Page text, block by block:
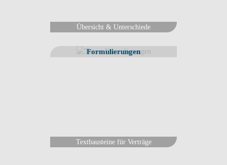
Übersicht & Unterschiede
Formulierungen
Textbausteine für Verträge